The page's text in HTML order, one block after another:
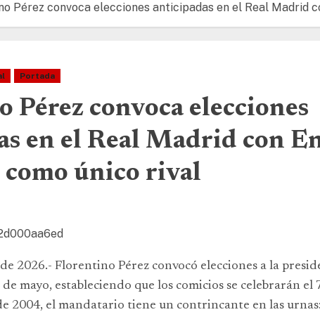
Pérez convoca elecciones anticipadas en el Real Madrid
Portada
Pérez convoca elecciones
en el Real Madrid con
único rival
2026.- Florentino Pérez convocó elecciones a la
mayo, estableciendo que los comicios se celebrarán el
2004, el mandatario tiene un contrincante en las